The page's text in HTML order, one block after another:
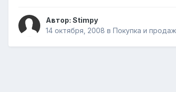
Автор: Stimpy
14 октября, 2008 в Покупка и